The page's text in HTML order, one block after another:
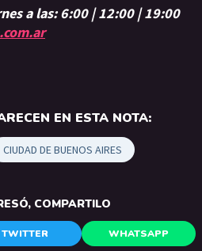
a las: 6:00 | 12:00 | 19:00
EN ESTA NOTA:
CIUDAD DE BUENOS AIRES
COMPARTILO
TWITTER WHATSAPP